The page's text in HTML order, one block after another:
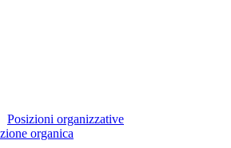
Posizioni organizzative
organica